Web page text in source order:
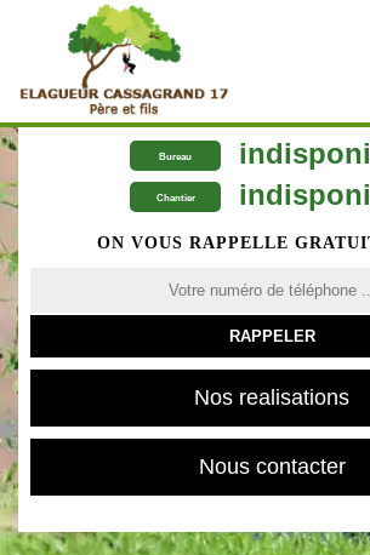
Bureau
Chantier
ON VOUS RAPPELLE
Nos realisations
Nous contacter